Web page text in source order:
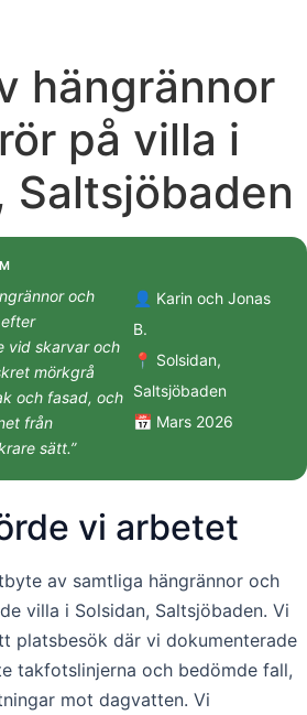
hängrännor
på villa i
Saltsjöbaden
och
vid skarvar och
mörkgrå
och fasad, och
från
sätt.”
👤 Karin och Jonas
B.
📍 Solsidan,
Saltsjöbaden
📅 Mars 2026
vi arbetet
av samtliga hängrännor och
villa i Solsidan, Saltsjöbaden. Vi
platsbesök där vi dokumenterade
takfotslinjerna och bedömde fall,
mot dagvatten. Vi